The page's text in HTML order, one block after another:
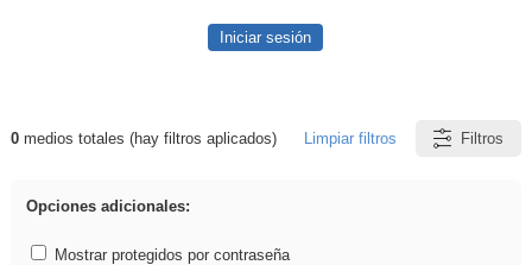
Iniciar sesión
Resultados de: dividir
0medios totales (hay filtros aplicados) Limpiar filtros Filtros
Opciones adicionales:
Mostrar protegidos por contraseña